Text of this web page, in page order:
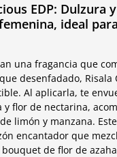
EDP: Dulzura
ideal
una fragancia que
desenfadado, Risala
Al aplicarla, te
flor de nectarina,
limón y manzana.
encantador que
de flor de